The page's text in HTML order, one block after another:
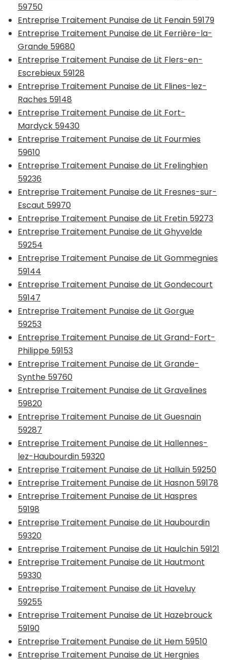
59750
Entreprise Traitement Punaise de Lit Fenain 59179
Entreprise Traitement Punaise de Lit Ferrière-la-
Grande 59680
Entreprise Traitement Punaise de Lit Flers-en-
Escrebieux 59128
Entreprise Traitement Punaise de Lit Flines-lez-
Raches 59148
Entreprise Traitement Punaise de Lit Fort-
Mardyck 59430
Entreprise Traitement Punaise de Lit Fourmies
59610
Entreprise Traitement Punaise de Lit Frelinghien
59236
Entreprise Traitement Punaise de Lit Fresnes-sur-
Escaut 59970
Entreprise Traitement Punaise de Lit Fretin 59273
Entreprise Traitement Punaise de Lit Ghyvelde
59254
Entreprise Traitement Punaise de Lit Gommegnies
59144
Entreprise Traitement Punaise de Lit Gondecourt
59147
Entreprise Traitement Punaise de Lit Gorgue
59253
Entreprise Traitement Punaise de Lit Grand-Fort-
Philippe 59153
Entreprise Traitement Punaise de Lit Grande-
Synthe 59760
Entreprise Traitement Punaise de Lit Gravelines
59820
Entreprise Traitement Punaise de Lit Guesnain
59287
Entreprise Traitement Punaise de Lit Hallennes-
lez-Haubourdin 59320
Entreprise Traitement Punaise de Lit Halluin 59250
Entreprise Traitement Punaise de Lit Hasnon 59178
Entreprise Traitement Punaise de Lit Haspres
59198
Entreprise Traitement Punaise de Lit Haubourdin
59320
Entreprise Traitement Punaise de Lit Haulchin 59121
Entreprise Traitement Punaise de Lit Hautmont
59330
Entreprise Traitement Punaise de Lit Haveluy
59255
Entreprise Traitement Punaise de Lit Hazebrouck
59190
Entreprise Traitement Punaise de Lit Hem 59510
Entreprise Traitement Punaise de Lit Hergnies